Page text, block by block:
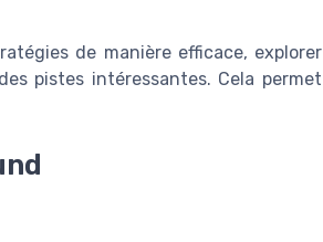
de manière efficace, explorer
pistes intéressantes. Cela permet